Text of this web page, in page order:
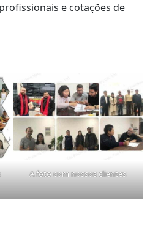
e cotações de
A foto com nossos clientes